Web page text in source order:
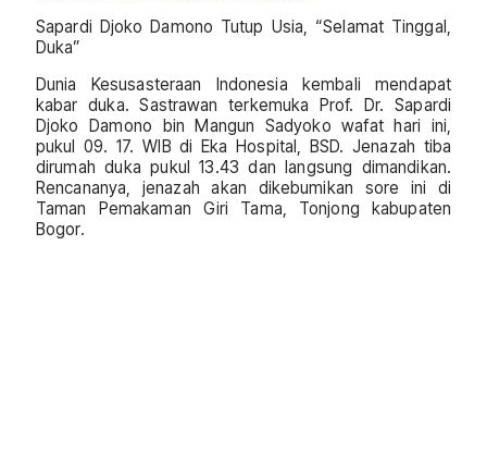
Sapardi Djoko Damono Tutup Usia, “Selamat Tinggal,
Duka”
Dunia Kesusasteraan Indonesia kembali mendapat
kabar duka. Sastrawan terkemuka Prof. Dr. Sapardi
Djoko Damono bin Mangun Sadyoko wafat hari ini,
pukul 09. 17. WIB di Eka Hospital, BSD. Jenazah tiba
dirumah duka pukul 13.43 dan langsung dimandikan.
Rencananya, jenazah akan dikebumikan sore ini di
Taman Pemakaman Giri Tama, Tonjong kabupaten
Bogor.